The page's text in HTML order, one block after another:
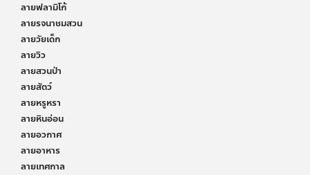
ลายฟลามิโก้
ลายรจนาชมสวน
ลายวัยเด็ก
ลายวิว
ลายสวนป่า
ลายสัตว์
ลายหรูหรา
ลายหินอ่อน
ลายอวกาศ
ลายอาหาร
ลายเทศกาล